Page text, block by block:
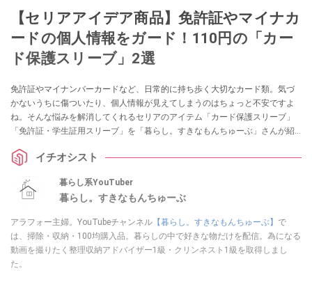
【セリアアイデア商品】免許証やマイナカ
ードの個人情報をガード！110円の「カー
ド保護スリーブ」2選
免許証やマイナンバーカードなど、日常的に持ち歩く大切なカード類。気づ
かないうちに傷ついたり、個人情報が見えてしまうのはちょっと不安ですよ
ね。そんな悩みを解消してくれるセリアのアイテム「カード保護スリーブ」
「免許証・学生証用スリーブ」を「暮らし。すきなもんちゅーぶ」さんが紹
で、ぜひチェックしてみてくださいね。
イチオシスト
暮らし系YouTuber
暮らし。すきなもんちゅーぶ
アラフォー主婦。YouTubeチャンネル 【暮らし。すきなもんちゅーぶ】 で
は、掃除・収納・100均購入品。暮らしの中で好きな物だけを配信。為になる
動画を撮りたく整理収納アドバイザー1級・クリンネスト1級を取得しまし
た。